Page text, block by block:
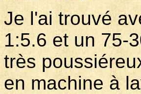
Je l'ai trouvé
1:5.6 et un 75-
très
en machine à